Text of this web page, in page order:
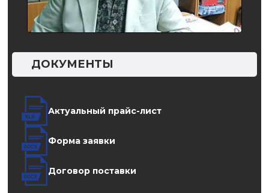
ДОКУМЕНТЫ
Актуальный прайс-лист
Форма заявки
Договор поставки